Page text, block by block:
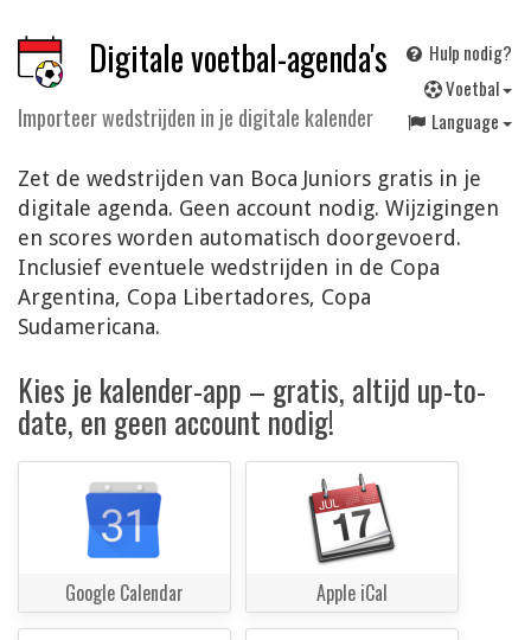
Digitale voetbal-agenda's
Importeer wedstrijden in je digitale kalender
Hulp nodig?
Voetbal
Language
Zet de wedstrijden van Boca Juniors gratis in je
digitale agenda. Geen account nodig. Wijzigingen
en scores worden automatisch doorgevoerd.
Inclusief eventuele wedstrijden in de Copa
Argentina, Copa Libertadores, Copa
Sudamericana.
Kies je kalender-app – gratis, altijd up-to-
date, en geen account nodig!
Google Calendar Apple iCal